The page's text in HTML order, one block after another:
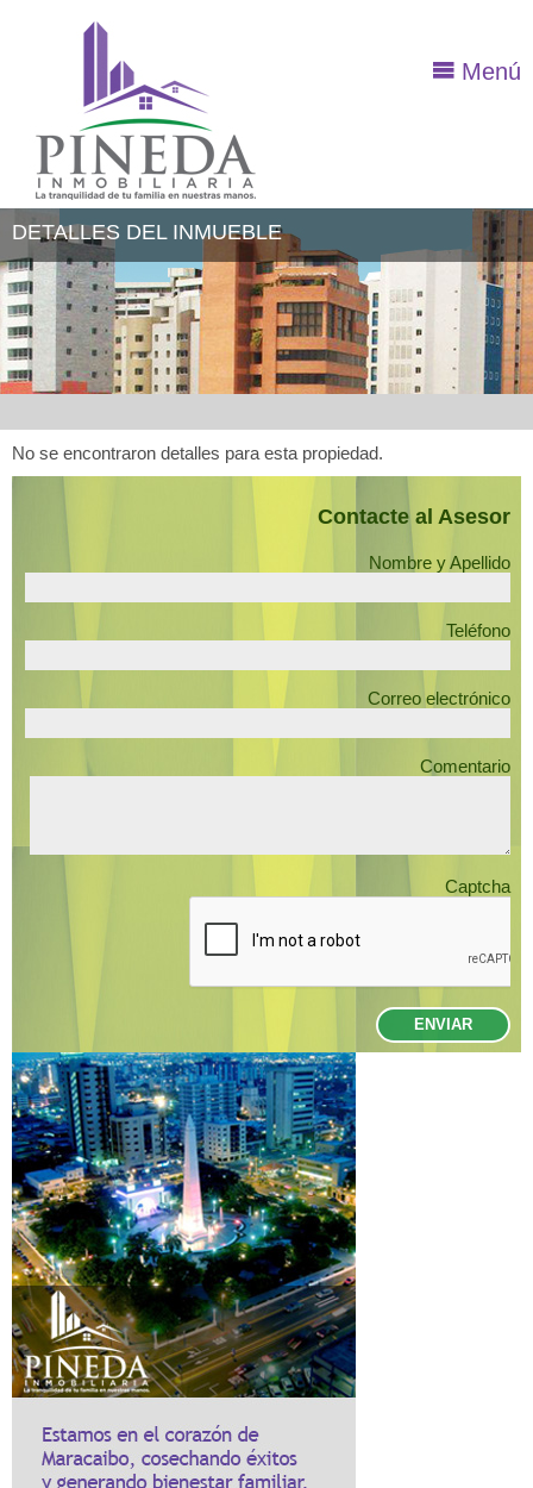
Menú
DETALLES DEL INMUEBLE
No se encontraron detalles para esta propiedad.
Contacte al Asesor
Nombre y Apellido
Teléfono
Correo electrónico
Comentario
Captcha
ENVIAR